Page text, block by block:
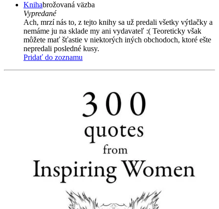
Knihabrožovaná väzba
Vypredané
Ach, mrzí nás to, z tejto knihy sa už predali všetky výtlačky a
nemáme ju na sklade my ani vydavateľ :( Teoreticky však
môžete mať šťastie v niektorých iných obchodoch, ktoré ešte
nepredali posledné kusy.
Pridať do zoznamu